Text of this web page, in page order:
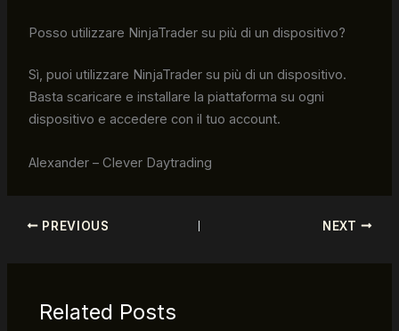
Posso utilizzare NinjaTrader su più di un dispositivo?
Sì, puoi utilizzare NinjaTrader su più di un dispositivo.
Basta scaricare e installare la piattaforma su ogni
dispositivo e accedere con il tuo account.
Alexander – Clever Daytrading
PREVIOUS NEXT
Related Posts